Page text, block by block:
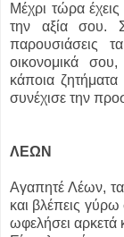
Μέχρι τώρα έχεις
την αξία σου.
παρουσιάσεις
οικονομικά
κάποια
συνέχισε την
ΛΕΩΝ
Αγαπητέ Λέων, τα
και βλέπεις
ωφελήσει αρκετά